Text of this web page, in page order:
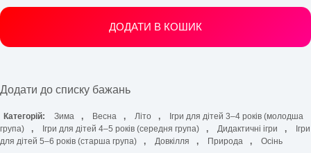
ДОДАТИ В КОШИК
Додати до списку бажань
Категорій: Зима , Весна , Літо ,
Ігри для дітей 3–4 років (молодша
група)
, Ігри для дітей 4–5 років (середня група) , Дидактичні ігри ,
Ігри
для дітей 5–6 років (старша група)
, Довкілля , Природа , Осінь